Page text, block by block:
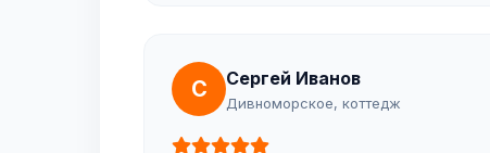
С Сергей Иванов
Дивноморское, коттедж